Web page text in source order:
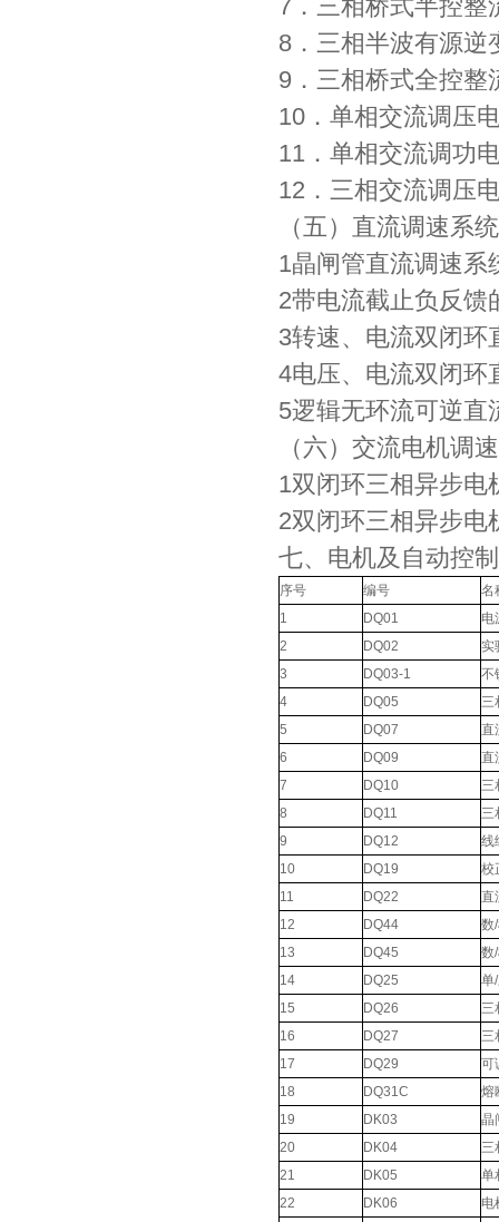
7．三相桥式半控整
8．三相半波有源逆
9．三相桥式全控整
10．单相交流调压
11．单相交流调功
12．三相交流调压
（五）直流调速系
1晶闸管直流调速系
2带电流截止负反馈
3转速、电流双闭环
4电压、电流双闭环
5逻辑无环流可逆直
（六）交流电机调
1双闭环三相异步电
2双闭环三相异步电
七、电机及自动控
序号 编号
名
1
DQ01
电
2
DQ02
实
3
DQ03-1
不
4
DQ05
三
5
DQ07
直
6
DQ09
直
7
DQ10
三
8
DQ11
三
9
DQ12
线
10
DQ19
校
11
DQ22
直
12
DQ44
数
13
DQ45
数
14
DQ25
单
15
DQ26
三
16
DQ27
三
17
DQ29
可
18
DQ31C
熔
19
DK03
晶
20
DK04
三
21
DK05
单
22
DK06
电